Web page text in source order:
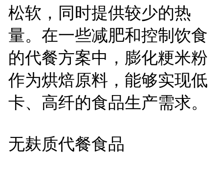
松软，同时提供较少的热
量。在一些减肥和控制饮食
的代餐方案中，膨化粳米粉
作为烘焙原料，能够实现低
卡、高纤的食品生产需求。
无麸质代餐食品